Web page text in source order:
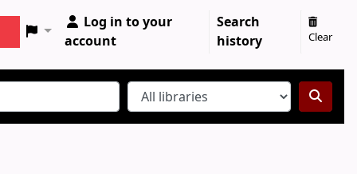
Log in to your
account
Search
history
Clear